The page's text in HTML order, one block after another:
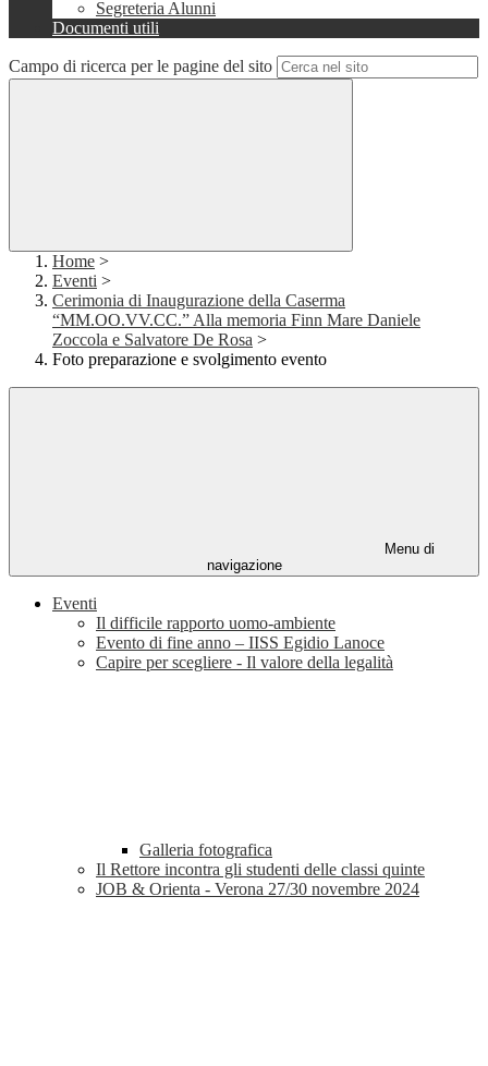
Segreteria Alunni
Documenti utili
Campo di ricerca per le pagine del sito
Home >
Eventi >
Cerimonia di Inaugurazione della Caserma
“MM.OO.VV.CC.” Alla memoria Finn Mare Daniele
Zoccola e Salvatore De Rosa >
Foto preparazione e svolgimento evento
Menu di
navigazione
Eventi
Il difficile rapporto uomo-ambiente
Evento di fine anno – IISS Egidio Lanoce
Capire per scegliere - Il valore della legalità
Galleria fotografica
Il Rettore incontra gli studenti delle classi quinte
JOB & Orienta - Verona 27/30 novembre 2024